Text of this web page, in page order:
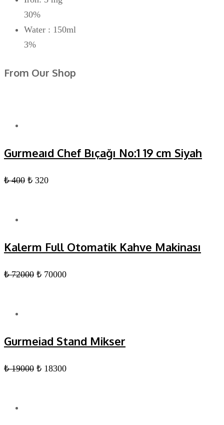
30%
Water : 150ml
3%
From Our Shop
Gurmeaıd Chef Bıçağı No:1 19 cm Siyah
₺400 ₺ 320
Kalerm Full Otomatik Kahve Makinası
₺72000 ₺ 70000
Gurmeiad Stand Mikser
₺19000 ₺ 18300